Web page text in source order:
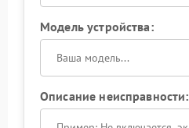
Модель устройства:
Описание неисправности: